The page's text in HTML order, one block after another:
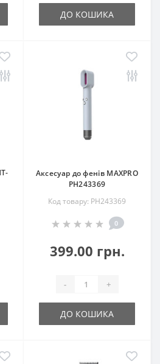
ДО КОШИКА
Аксесуар до фенів MAXPRO
РН243369
Код товару: РН243369
0
399.00 грн.
- +
ДО КОШИКА